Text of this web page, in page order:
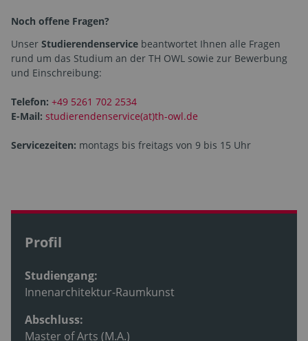
Noch offene Fragen?
Unser Studierendenservice beantwortet Ihnen alle Fragen
rund um das Studium an der TH OWL sowie zur Bewerbung
und Einschreibung:
Telefon: +49 5261 702 2534
E-Mail: studierendenservice(at)th-owl.de
Servicezeiten: montags bis freitags von 9 bis 15 Uhr
Profil
Studiengang:
Innenarchitektur-Raumkunst
Abschluss:
Master of Arts (M.A.)